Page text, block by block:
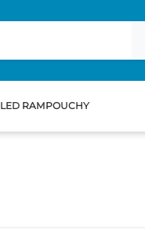
LED RAMPOUCHY